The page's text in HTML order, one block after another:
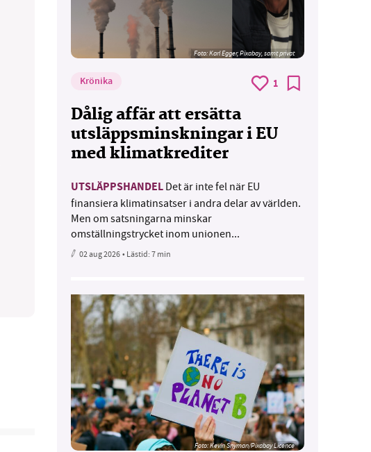
Foto:Karl Egger, Pixabay, samt privat
Krönika 1
Dålig affär att ersätta
utsläppsminskningar i EU
med klimatkrediter
UTSLÄPPSHANDEL Det är inte fel när EU
finansiera klimatinsatser i andra delar av världen.
Men om satsningarna minskar
omställningstrycket inom unionen...
02 aug 2026• Lästid:7 min
Foto:Kevin Snyman/Pixabay Licence